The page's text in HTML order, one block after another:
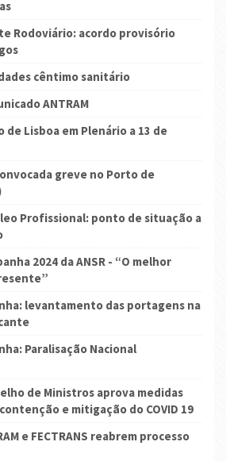
Rodoviário: acordo provisório
cêntimo sanitário
ANTRAM
de Lisboa em Plenário a 13 de
greve no Porto de
Profissional: ponto de situação a
2024 da ANSR - “O melhor
levantamento das portagens na
Paralisação Nacional
de Ministros aprova medidas
e mitigação do COVID 19
e FECTRANS reabrem processo